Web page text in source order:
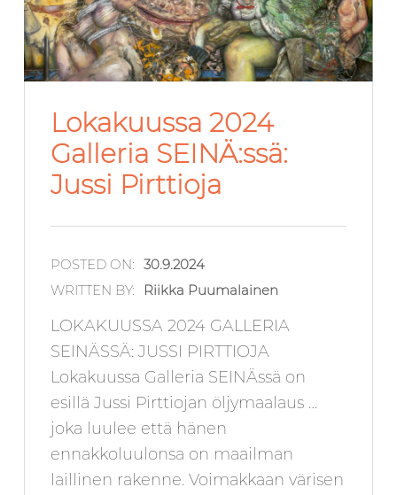
Lokakuussa 2024
Galleria SEINÄ:ssä:
Jussi Pirttioja
POSTED ON:
30.9.2024
WRITTEN BY:
Riikka Puumalainen
LOKAKUUSSA 2024 GALLERIA
SEINÄSSÄ: JUSSI PIRTTIOJA
Lokakuussa Galleria SEINÄssä on
esillä Jussi Pirttiojan öljymaalaus …
joka luulee että hänen
ennakkoluulonsa on maailman
laillinen rakenne. Voimakkaan värisen